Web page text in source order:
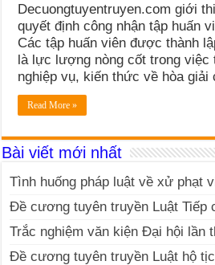
Decuongtuyentruyen.com giới
quyết định công nhận tập huấn
Các tập huấn viên được thành
là lực lượng nòng cốt trong việc
nghiệp vụ, kiến thức về hòa
Read More »
Bài viết mới nhất
Tình huống pháp luật về xử phạt
Đề cương tuyên truyền Luật Tiếp
Trắc nghiệm văn kiện Đại hội lần
Đề cương tuyên truyền Luật hộ